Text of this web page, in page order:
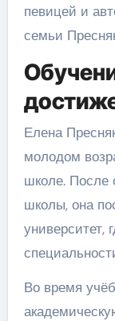
певицей и
семьи
Елена
молодом
школе. После
школы, она
университет,
Во время